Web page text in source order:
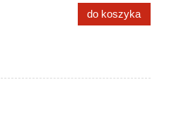
do koszyka